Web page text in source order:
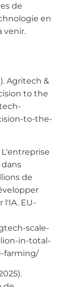
de
en
venir.
Agritech &
to the
to-the-
L'entreprise
dans
de
l'IA. EU-
scale-
in-total-
farming/